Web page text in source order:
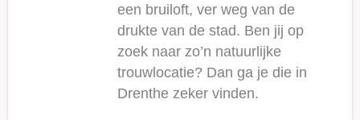
een bruiloft, ver weg van de
drukte van de stad. Ben jij op
zoek naar zo’n natuurlijke
trouwlocatie? Dan ga je die in
Drenthe zeker vinden.